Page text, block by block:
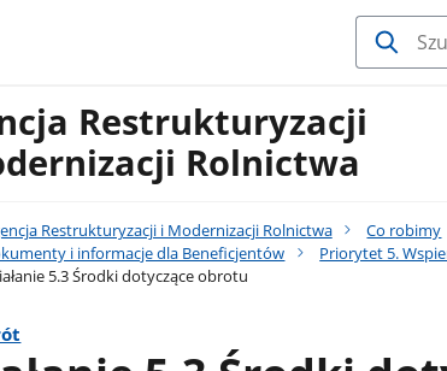
Restrukturyzacji
Rolnictwa
Restrukturyzacji i Modernizacji Rolnictwa Co robimy
i informacje dla Beneficjentów
Priorytet 5.
5.3 Środki dotyczące obrotu